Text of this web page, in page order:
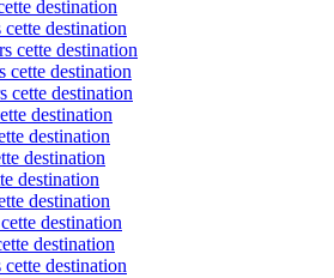
destination
destination
cette destination
cette destination
cette destination
destination
destination
destination
destination
destination
destination
destination
destination